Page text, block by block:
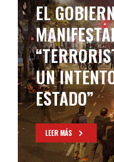
EL
UN
ESTADO”
LEER MÁS